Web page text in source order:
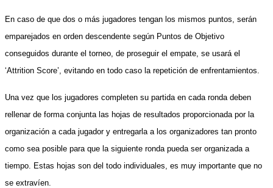
En caso de que dos o más jugadores tengan los mismos puntos, serán
emparejados en orden descendente según Puntos de Objetivo
conseguidos durante el torneo, de proseguir el empate, se usará el
‘Attrition Score’, evitando en todo caso la repetición de enfrentamientos.
Una vez que los jugadores completen su partida en cada ronda deben
rellenar de forma conjunta las hojas de resultados proporcionada por la
organización a cada jugador y entregarla a los organizadores tan pronto
como sea posible para que la siguiente ronda pueda ser organizada a
tiempo. Estas hojas son del todo individuales, es muy importante que no
se extravíen.